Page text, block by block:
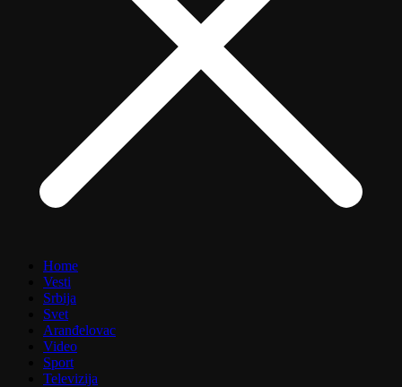
Home
Vesti
Srbija
Svet
Aranđelovac
Video
Sport
Televizija